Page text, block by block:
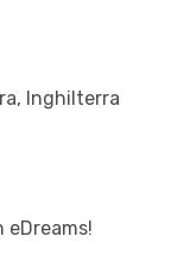
Inghilterra